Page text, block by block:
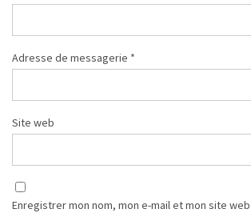
Adresse de messagerie *
Site web
Enregistrer mon nom, mon e-mail et mon site